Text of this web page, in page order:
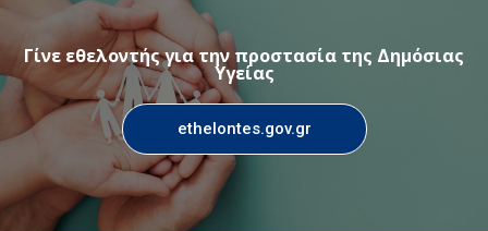
Γίνε εθελοντής για την προστασία της Δημόσιας
Υγείας
ethelontes.gov.gr